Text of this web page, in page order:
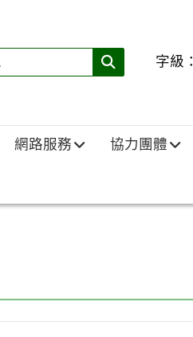
搜
填)：
字級：
網路服務 協力團體